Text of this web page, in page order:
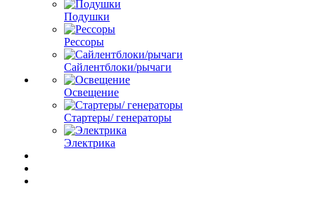
Подушки
Рессоры
Сайлентблоки/рычаги
Освещение
Стартеры/ генераторы
Электрика